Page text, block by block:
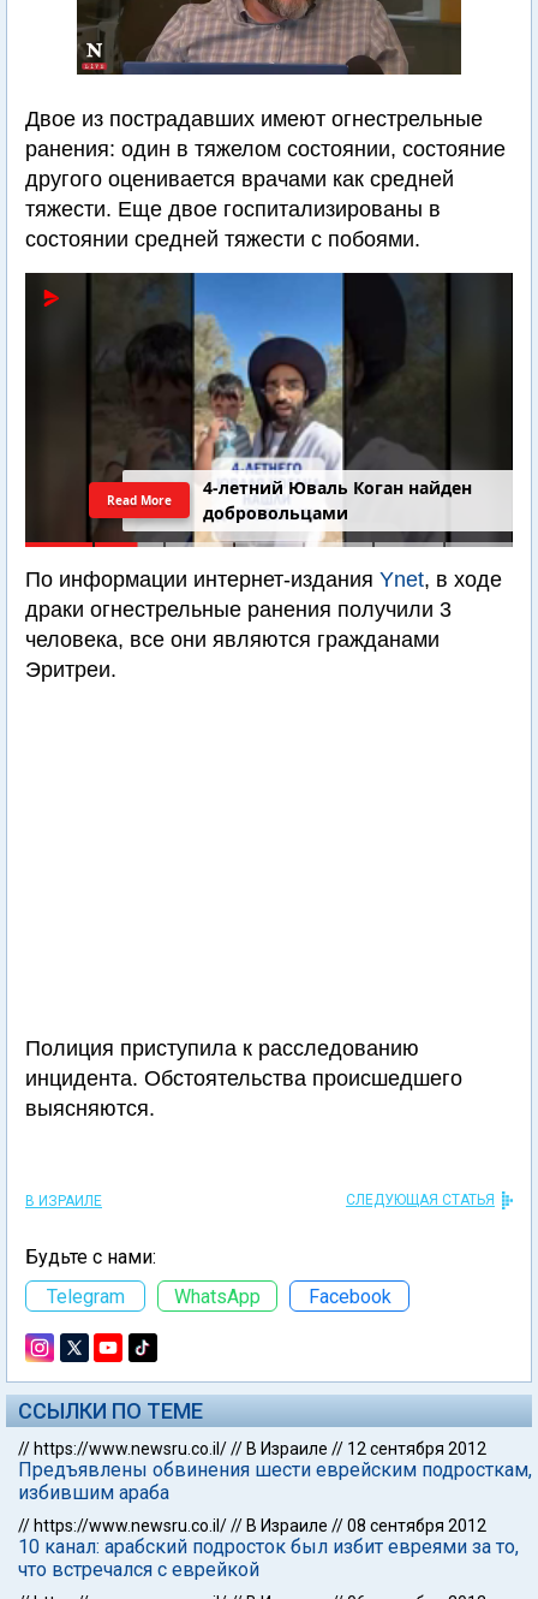
Двое из пострадавших имеют огнестрельные
ранения: один в тяжелом состоянии, состояние
другого оценивается врачами как средней
тяжести. Еще двое госпитализированы в
состоянии средней тяжести с побоями.
4-летний Юваль Коган найден
добровольцами
Read More
По информации интернет-издания Ynet, в ходе
драки огнестрельные ранения получили 3
человека, все они являются гражданами
Эритреи.
Полиция приступила к расследованию
инцидента. Обстоятельства происшедшего
выясняются.
В ИЗРАИЛЕ СЛЕДУЮЩАЯ СТАТЬЯ
Будьте с нами:
Telegram
WhatsApp Facebook
ССЫЛКИ ПО ТЕМЕ
// https://www.newsru.co.il/// В Израиле // 12 сентября 2012
Предъявлены обвинения шести еврейским подросткам,
избившим араба
// https://www.newsru.co.il/// В Израиле //08 сентября 2012
10 канал: арабский подросток был избит евреями за то,
что встречался с еврейкой